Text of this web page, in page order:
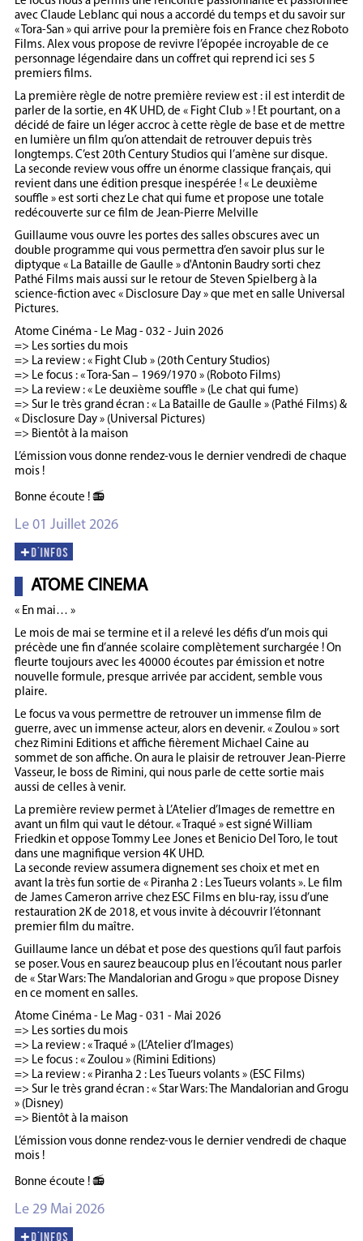
avec Claude Leblanc qui nous a accordé du temps et du savoir sur
« Tora-San » qui arrive pour la première fois en France chez Roboto
Films. Alex vous propose de revivre l’épopée incroyable de ce
personnage légendaire dans un coffret qui reprend ici ses 5
premiers films.
La première règle de notre première review est : il est interdit de
parler de la sortie, en 4K UHD, de « Fight Club » ! Et pourtant, on a
décidé de faire un léger accroc à cette règle de base et de mettre
en lumière un film qu’on attendait de retrouver depuis très
longtemps. C’est 20th Century Studios qui l’amène sur disque.
La seconde review vous offre un énorme classique français, qui
revient dans une édition presque inespérée ! « Le deuxième
souffle » est sorti chez Le chat qui fume et propose une totale
redécouverte sur ce film de Jean-Pierre Melville
Guillaume vous ouvre les portes des salles obscures avec un
double programme qui vous permettra d’en savoir plus sur le
diptyque « La Bataille de Gaulle » d'Antonin Baudry sorti chez
Pathé Films mais aussi sur le retour de Steven Spielberg à la
science-fiction avec « Disclosure Day » que met en salle Universal
Pictures.
Atome Cinéma - Le Mag - 032 - Juin 2026
=> Les sorties du mois
=> La review : « Fight Club » (20th Century Studios)
=> Le focus : « Tora-San – 1969/1970 » (Roboto Films)
=> La review : « Le deuxième souffle » (Le chat qui fume)
=> Sur le très grand écran : « La Bataille de Gaulle » (Pathé Films) &
« Disclosure Day » (Universal Pictures)
=> Bientôt à la maison
L’émission vous donne rendez-vous le dernier vendredi de chaque
mois !
Bonne écoute ! 📻
Le 01 Juillet 2026
ATOME CINEMA
« En mai… »
Le mois de mai se termine et il a relevé les défis d’un mois qui
précède une fin d’année scolaire complètement surchargée ! On
fleurte toujours avec les 40000 écoutes par émission et notre
nouvelle formule, presque arrivée par accident, semble vous
plaire.
Le focus va vous permettre de retrouver un immense film de
guerre, avec un immense acteur, alors en devenir. « Zoulou » sort
chez Rimini Editions et affiche fièrement Michael Caine au
sommet de son affiche. On aura le plaisir de retrouver Jean-Pierre
Vasseur, le boss de Rimini, qui nous parle de cette sortie mais
aussi de celles à venir.
La première review permet à L’Atelier d’Images de remettre en
avant un film qui vaut le détour. « Traqué » est signé William
Friedkin et oppose Tommy Lee Jones et Benicio Del Toro, le tout
dans une magnifique version 4K UHD.
La seconde review assumera dignement ses choix et met en
avant la très fun sortie de « Piranha 2 : Les Tueurs volants ». Le film
de James Cameron arrive chez ESC Films en blu-ray, issu d’une
restauration 2K de 2018, et vous invite à découvrir l’étonnant
premier film du maître.
Guillaume lance un débat et pose des questions qu’il faut parfois
se poser. Vous en saurez beaucoup plus en l’écoutant nous parler
de « Star Wars: The Mandalorian and Grogu » que propose Disney
en ce moment en salles.
Atome Cinéma - Le Mag - 031 - Mai 2026
=> Les sorties du mois
=> La review : « Traqué » (L’Atelier d’Images)
=> Le focus : « Zoulou » (Rimini Editions)
=> La review : « Piranha 2 : Les Tueurs volants » (ESC Films)
=> Sur le très grand écran : « Star Wars: The Mandalorian and Grogu
» (Disney)
=> Bientôt à la maison
L’émission vous donne rendez-vous le dernier vendredi de chaque
mois !
Bonne écoute ! 📻
Le 29 Mai 2026